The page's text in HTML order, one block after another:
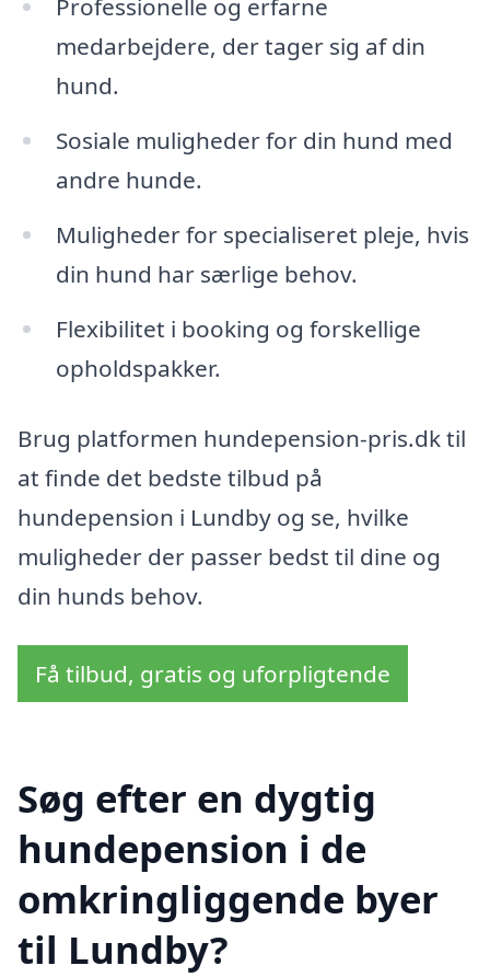
Professionelle og erfarne
medarbejdere, der tager sig af din
hund.
Sosiale muligheder for din hund med
andre hunde.
Muligheder for specialiseret pleje, hvis
din hund har særlige behov.
Flexibilitet i booking og forskellige
opholdspakker.
Brug platformen hundepension-pris.dk til
at finde det bedste tilbud på
hundepension i Lundby og se, hvilke
muligheder der passer bedst til dine og
din hunds behov.
Få tilbud, gratis og uforpligtende
Søg efter en dygtig
hundepension i de
omkringliggende byer
til Lundby?